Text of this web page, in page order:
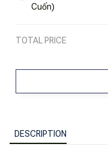
Cuốn)
TOTAL PRICE
DESCRIPTION